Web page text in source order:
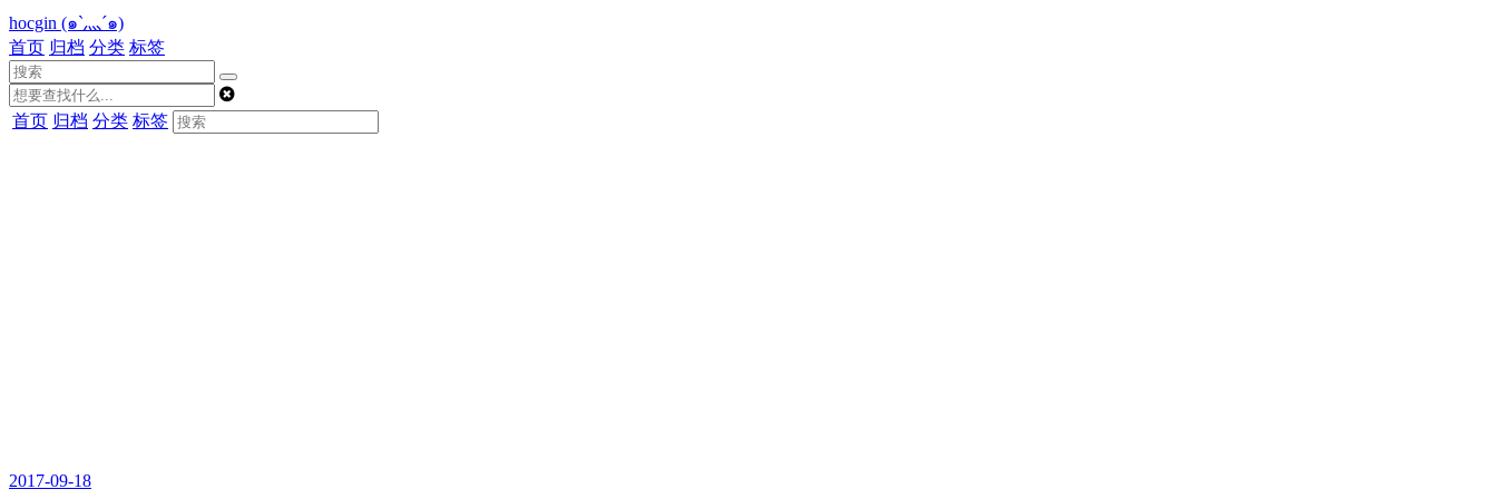
hocgin (๑`灬´๑)
首页 归档 分类 标签
首页 归档 分类 标签
2017-09-18